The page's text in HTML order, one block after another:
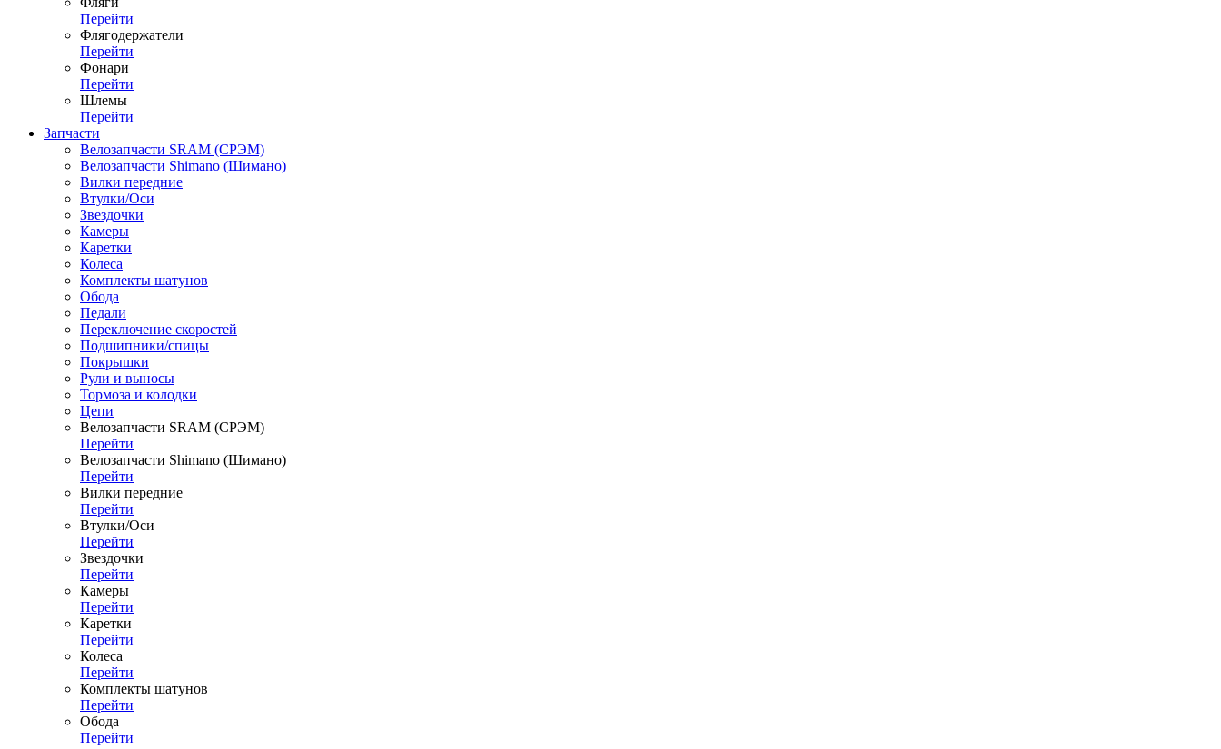
Перейти
Флягодержатели
Перейти
Фонари
Перейти
Шлемы
Перейти
Запчасти
Велозапчасти SRAM (СРЭМ)
Велозапчасти Shimano (Шимано)
Вилки передние
Втулки/Оси
Звездочки
Камеры
Каретки
Колеса
Комплекты шатунов
Обода
Педали
Переключение скоростей
Подшипники/спицы
Покрышки
Рули и выносы
Тормоза и колодки
Цепи
Велозапчасти SRAM (СРЭМ)
Перейти
Велозапчасти Shimano (Шимано)
Перейти
Вилки передние
Перейти
Втулки/Оси
Перейти
Звездочки
Перейти
Камеры
Перейти
Каретки
Перейти
Колеса
Перейти
Комплекты шатунов
Перейти
Обода
Перейти